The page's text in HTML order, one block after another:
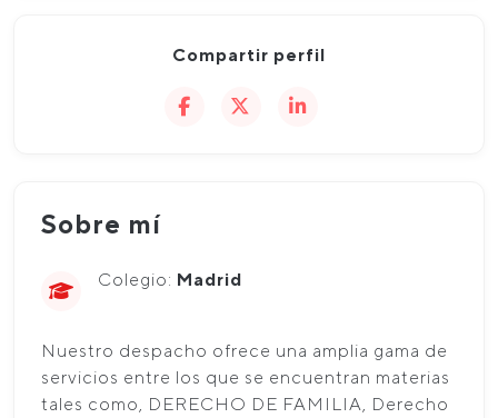
Compartir perfil
Sobre mí
Colegio: Madrid
Nuestro despacho ofrece una amplia gama de
servicios entre los que se encuentran materias
tales como, DERECHO DE FAMILIA, Derecho